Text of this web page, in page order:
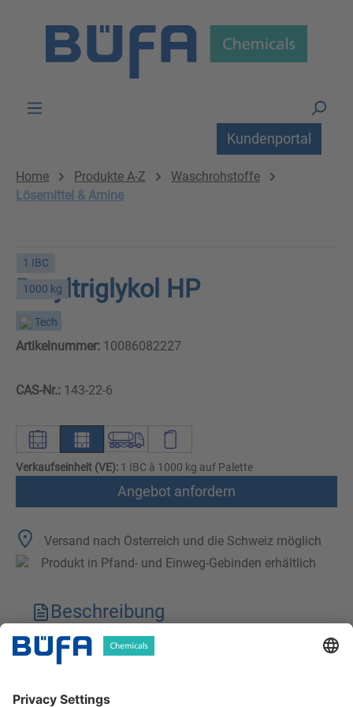
Kundenportal
Home Produkte A-Z
Waschrohstoffe
Lösemittel & Amine
1 IBC
1000 kg
Butyltriglykol HP
Tech
Artikelnummer: 10086082227
CAS-Nr.: 143-22-6
Verkaufseinheit (VE): 1 IBC à 1000 kg auf Palette
Angebot anfordern
Versand nach Österreich und die Schweiz möglich
Produkt in Pfand- und Einweg-Gebinden erhältlich
Beschreibung
Technische Merkmale